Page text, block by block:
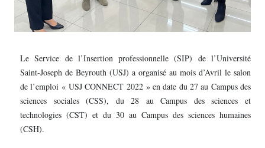
Le Service de l’Insertion professionnelle (SIP) de l’Université
Saint-Joseph de Beyrouth (USJ) a organisé au mois d’Avril le salon
de l’emploi « USJ CONNECT 2022 » en date du 27 au Campus des
sciences sociales (CSS), du 28 au Campus des sciences et
technologies (CST) et du 30 au Campus des sciences humaines
(CSH).